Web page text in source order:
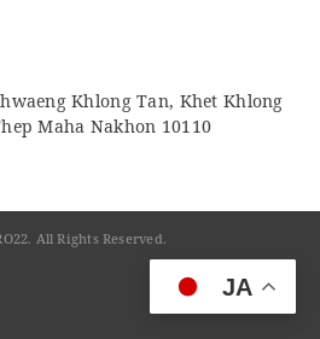
Khlong Tan, Khet Khlong
Maha Nakhon 10110
All Rights Reserved.
JA